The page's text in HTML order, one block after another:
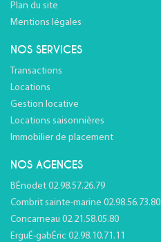
Plan du site
Mentions légales
NOS SERVICES
Transactions
Locations
Gestion locative
Locations saisonnières
Immobilier de placement
NOS AGENCES
BÉnodet 02.98.57.26.79
Combrit sainte-marine 02.98.56.73.80
Concarneau 02.21.58.05.80
ErguÉ-gabÉric 02.98.10.71.11